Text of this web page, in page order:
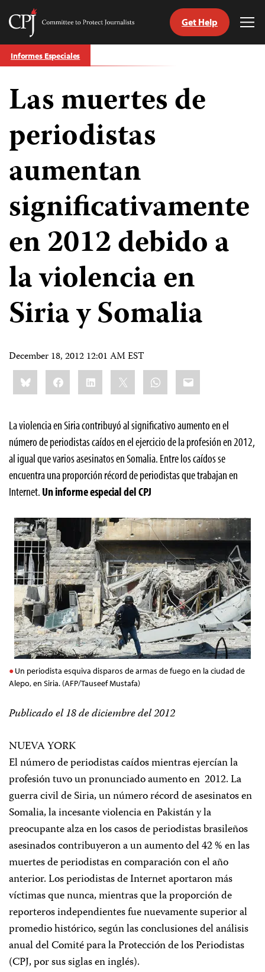
Skip
to
Committee
Protect
Journalists
Get Help
Informes Especiales
Las muertes de
periodistas
aumentan
significativamente
en 2012 debido a
la violencia en
Siria y Somalia
December 18, 2012 12:01 AM EST
Share
this:BlueskyFacebookLinkedIn WhatsApp
Email
La violencia en Siria contribuyó al significativo aumento en el
número de periodistas caídos en el ejercicio de la profesión en 2012,
al igual que varios asesinatos en Somalia. Entre los caídos se
encuentra una proporción récord de periodistas que trabajan en
Internet. Un informe especial del CPJ
Un periodista esquiva disparos de armas de fuego en la ciudad de
Alepo, en Siria. (AFP/Tauseef Mustafa)
Publicado el 18 de diciembre del 2012
NUEVA YORK
El número de periodistas caídos mientras ejercían la
profesión tuvo un pronunciado aumento en 2012. La
guerra civil de Siria, un número récord de asesinatos en
Somalia, la incesante violencia en Pakistán y la
preocupante alza en los casos de periodistas brasileños
asesinados contribuyeron a un aumento del 42 % en las
muertes de periodistas en comparación con el año
anterior. Los periodistas de Internet aportaron más
víctimas que nunca, mientras que la proporción de
reporteros independientes fue nuevamente superior al
promedio histórico, según las conclusiones del análisis
anual del Comité para la Protección de los Periodistas
(CPJ, por sus siglas en inglés).